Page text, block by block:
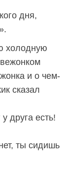
дня,
холодную
и о чем-
сказал
друга есть!
ты сидишь